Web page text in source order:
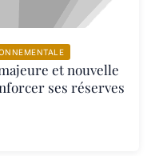
et nouvelle
ses réserves